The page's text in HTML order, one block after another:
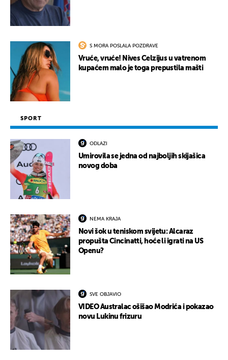
S MORA POSLALA POZDRAVE
Vruće, vruće! Nives Celzijus u vatrenom
kupaćem malo je toga prepustila mašti
SPORT
ODLAZI
Umirovila se jedna od najboljih skijašica
novog doba
NEMA KRAJA
Novi šok u teniskom svijetu: Alcaraz
propušta Cincinatti, hoće li igrati na US
Openu?
SVE OBJAVIO
VIDEO Australac ošišao Modrića i pokazao
novu Lukinu frizuru